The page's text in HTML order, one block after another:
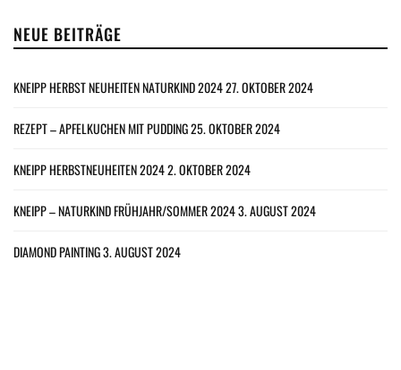
NEUE BEITRÄGE
KNEIPP HERBST NEUHEITEN NATURKIND 202427. OKTOBER 2024
REZEPT – APFELKUCHEN MIT PUDDING25. OKTOBER 2024
KNEIPP HERBSTNEUHEITEN 20242. OKTOBER 2024
KNEIPP – NATURKIND FRÜHJAHR/SOMMER 20243. AUGUST 2024
DIAMOND PAINTING3. AUGUST 2024